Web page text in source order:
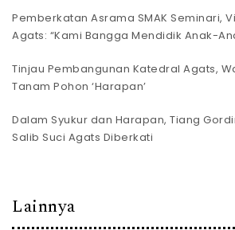
Pemberkatan Asrama SMAK Seminari,
Agats: “Kami Bangga Mendidik Anak-
Tinjau Pembangunan Katedral Agats,
Tanam Pohon ‘Harapan’
Dalam Syukur dan Harapan, Tiang
Salib Suci Agats Diberkati
Lainnya